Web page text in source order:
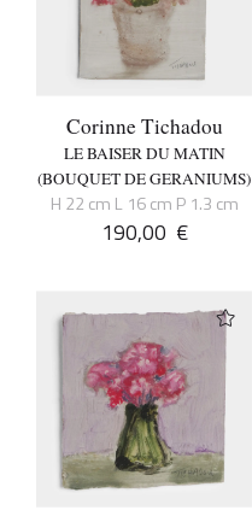
Corinne Tichadou
LE BAISER DU MATIN
(BOUQUET DE GERANIUMS)
H 22 cm L 16 cm P 1.3 cm
190,00 €